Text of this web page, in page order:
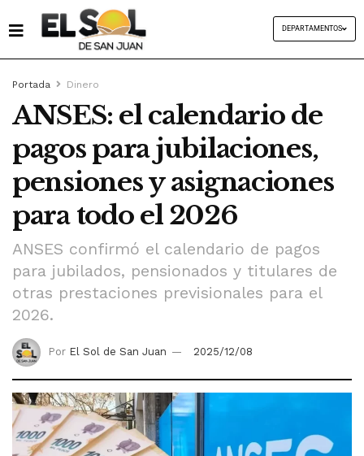
DEPARTAMENTOS
Portada Dinero
ANSES: el calendario de
pagos para jubilaciones,
pensiones y asignaciones
para todo el 2026
ANSES confirmó el calendario de pagos
para jubilados, pensionados y titulares de
otras prestaciones previsionales para el
2026.
Por El Sol de San Juan 2025/12/08